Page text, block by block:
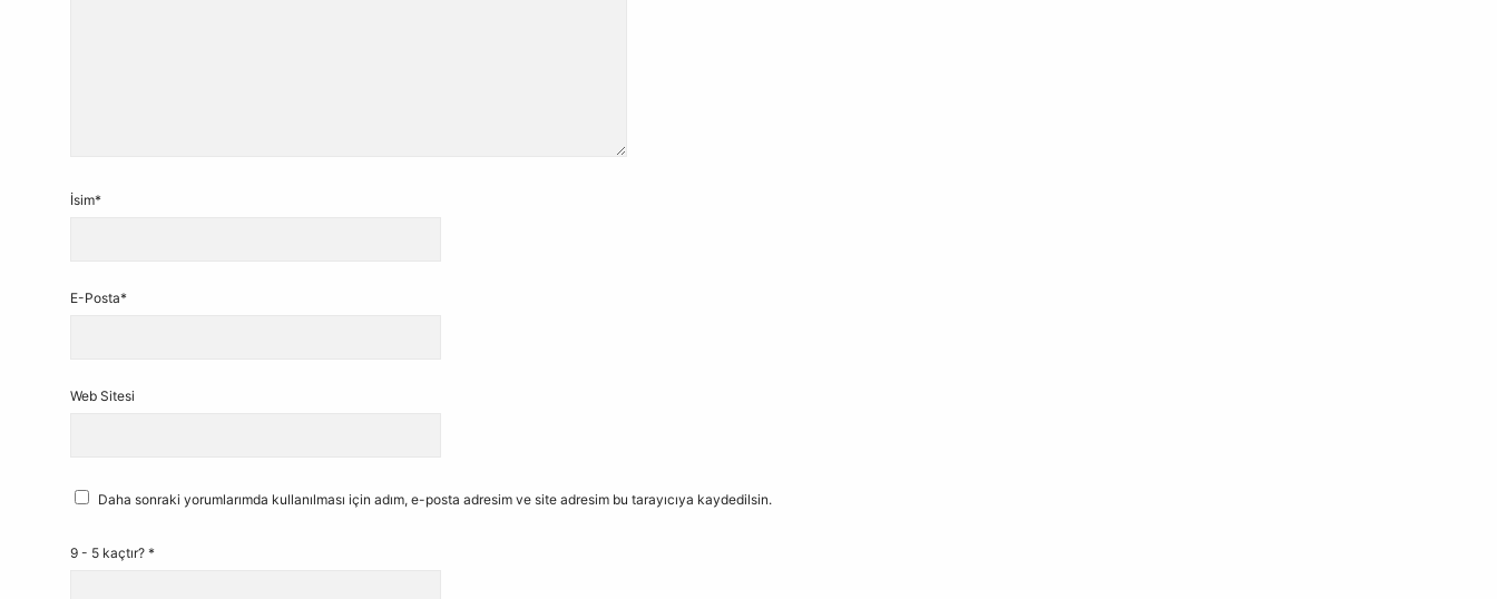
İsim*
E-Posta*
Web Sitesi
Daha sonraki yorumlarımda kullanılması için adım, e-posta adresim ve site adresim bu tarayıcıya kaydedilsin.
9 - 5 kaçtır? *